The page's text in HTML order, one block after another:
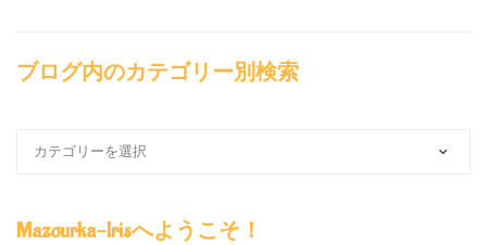
ブログ内のカテゴリー別検索
の
Mazourka-Irisへようこそ！